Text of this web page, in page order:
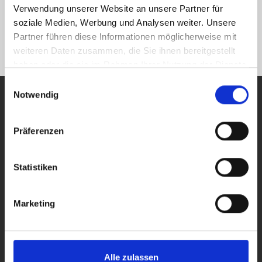
Verwendung unserer Website an unsere Partner für
soziale Medien, Werbung und Analysen weiter. Unsere
Partner führen diese Informationen möglicherweise mit
weiteren Daten zusammen, die Sie ihnen bereitgestellt
Notwendig
Präferenzen
Statistiken
Marketing
Alle zulassen
Auch nach dem Verkauf sind wir für Sie da
für
Augsburg
Haunstetten-
Ihr schneller Draht zu
uns:0821 66097111